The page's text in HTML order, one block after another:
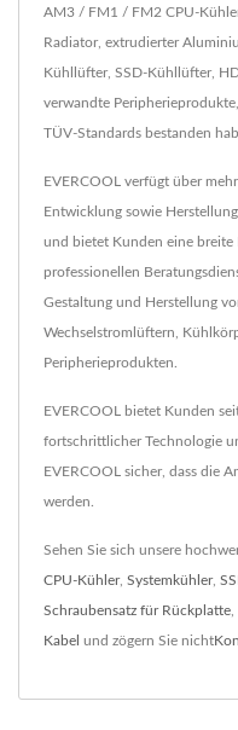
AM3 / FM1 / FM2 CPU-
Radiator, extrudierter
Kühllüfter, SSD-Kühllüfter,
verwandte
TÜV-Standards bestanden
EVERCOOL verfügt über
Entwicklung sowie
und bietet Kunden eine breite
professionellen
Gestaltung und Herstellung
Wechselstromlüftern,
Peripherieprodukten.
EVERCOOL bietet Kunden
fortschrittlicher Technologie
EVERCOOL sicher, dass die
werden.
Sehen Sie sich unsere
CPU-Kühler, Systemkühler,
Schraubensatz für Rückplatte
Kabel und zögern Sie nicht